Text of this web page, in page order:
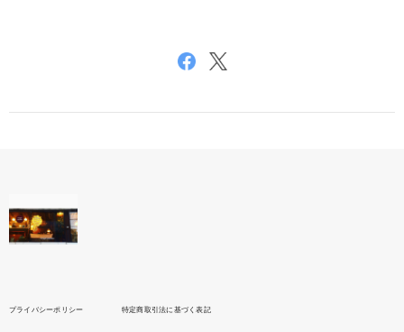
プライバシーポリシー 特定商取引法に基づく表記